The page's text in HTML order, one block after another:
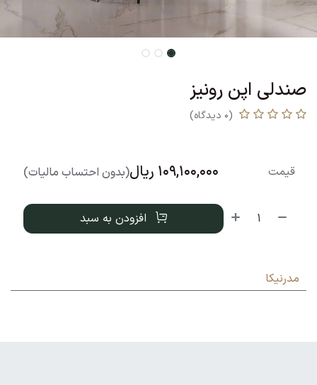
صندلی اپن رونیز
(0 دیدگاه)
افزودن به سبد
قیمت 109,100,000 ریال(بدون احتساب مالیات)
مدرنیکا